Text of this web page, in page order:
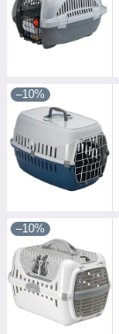
–10%
–10%